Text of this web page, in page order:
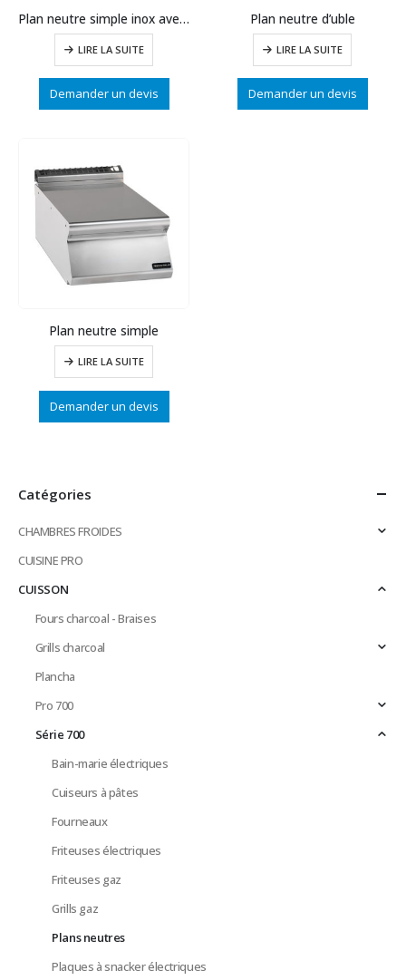
Plan neutre simple inox avec tiroir
LIRE LA SUITE
Demander un devis
Plan neutre d’uble
LIRE LA SUITE
Demander un devis
Plan neutre simple
LIRE LA SUITE
Demander un devis
Catégories
CHAMBRES FROIDES
CUISINE PRO
CUISSON
Fours charcoal - Braises
Grills charcoal
Plancha
Pro 700
Série 700
Bain-marie électriques
Cuiseurs à pâtes
Fourneaux
Friteuses électriques
Friteuses gaz
Grills gaz
Plans neutres
Plaques à snacker électriques